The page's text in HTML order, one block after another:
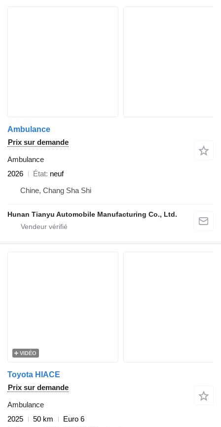
Ambulance
Prix sur demande
Ambulance
2026
État neuf
Chine, Chang Sha Shi
Hunan Tianyu Automobile Manufacturing Co., Ltd.
VIDÉO
Toyota HIACE
Prix sur demande
Ambulance
2025
50 km
Euro 6